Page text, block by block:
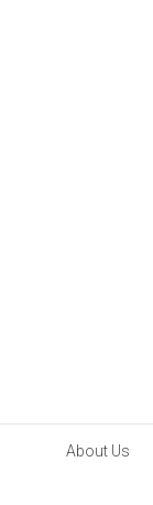
About Us